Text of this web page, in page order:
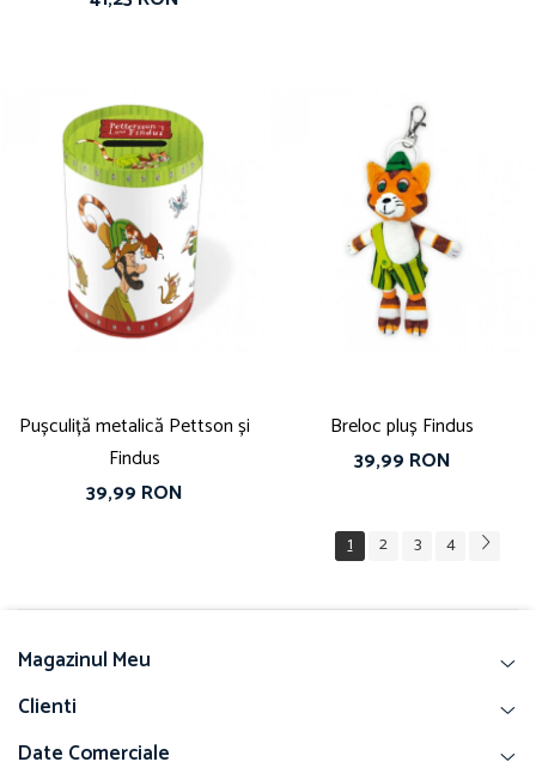
Pușculiță metalică Pettson și
Findus
39,99 RON
Breloc pluș Findus
39,99 RON
1 2 3 4
Magazinul Meu
Clienti
Date Comerciale